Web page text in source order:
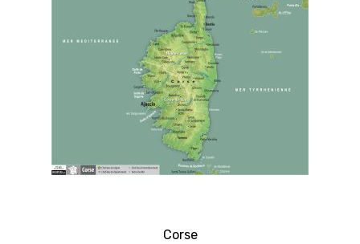
Corse